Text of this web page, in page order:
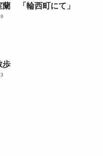
蘭 「輪西町にて」
歩